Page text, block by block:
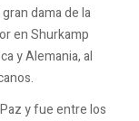
dama de la
en Shurkamp
y Alemania, al
y fue entre los